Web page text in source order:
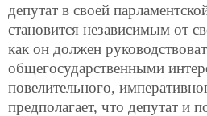
депутат в своей
становится независимым от
как он должен
общегосударственными
повелительного,
предполагает, что депутат и